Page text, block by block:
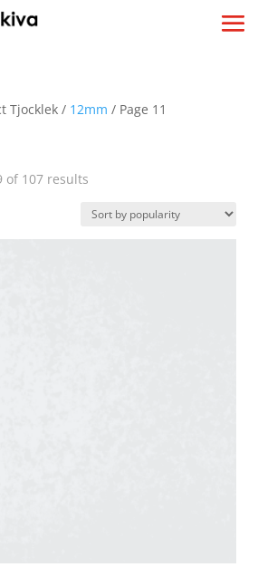
Tjocklek / 12mm / Page 11
of 107 resultsSorted
popularity